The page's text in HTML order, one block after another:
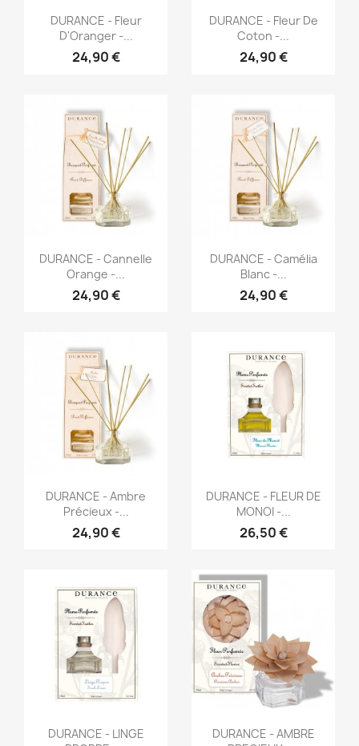
 Aperçu rapide
DURANCE - Fleur
D'Oranger -...
24,90 €
Aperçu rapide
DURANCE - Fleur De
Coton -...
24,90 €
Aperçu rapide
DURANCE - Cannelle
Orange -...
24,90 €
Aperçu rapide
DURANCE - Camélia
Blanc -...
24,90 €
Aperçu rapide
DURANCE - Ambre
Précieux -...
24,90 €
Aperçu rapide
DURANCE - FLEUR DE
MONOI -...
26,50 €
 Aperçu rapide
DURANCE - LINGE
Aperçu rapide
DURANCE - AMBRE